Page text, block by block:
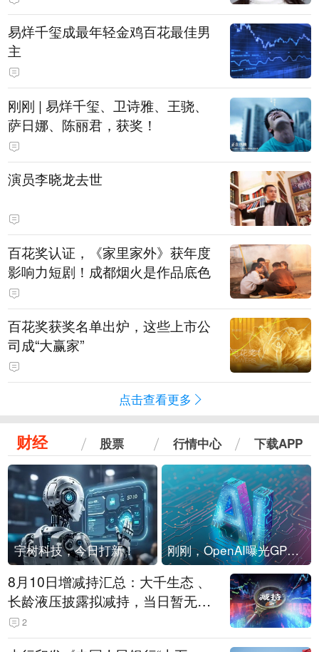
易烊千玺成最年轻金鸡百花最佳男
主
刚刚 | 易烊千玺、卫诗雅、王骁、
萨日娜、陈丽君，获奖！
演员李晓龙去世
百花奖认证，《家里家外》获年度
影响力短剧！成都烟火是作品底色
百花奖获奖名单出炉，这些上市公
司成“大赢家”
点击查看更多
财经 股票 行情中心 下载APP
宇树科技，今日打新！ 刚刚，OpenAI曝光GPT-6！传10万亿参数，8月强行发布
8月10日增减持汇总：大千生态 、
长龄液压披露拟减持，当日暂无A
股增持（表）
2